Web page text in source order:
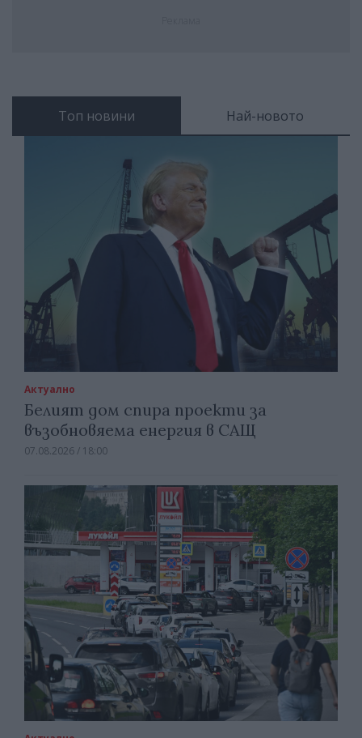
Топ новини Най-новото
Актуално
Белият дом спира проекти за
възобновяема енергия в САЩ
07.08.2026 / 18:00